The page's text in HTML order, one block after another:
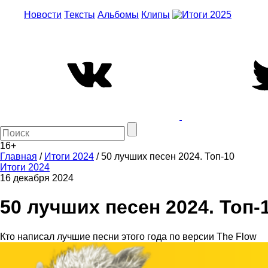
Новости Тексты Альбомы Клипы
16+
Главная / Итоги 2024 /50 лучших песен 2024. Топ-10
Итоги 2024
16 декабря 2024
50 лучших песен 2024. Топ-
Кто написал лучшие песни этого года по версии The Flow